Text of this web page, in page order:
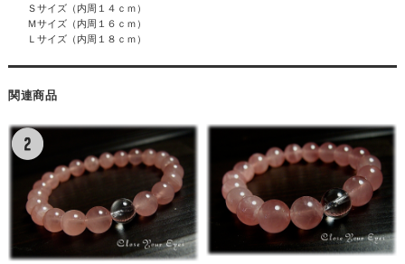
Ｓサイズ（内周１４ｃｍ）
Ｍサイズ（内周１６ｃｍ）
Ｌサイズ（内周１８ｃｍ）
関連商品